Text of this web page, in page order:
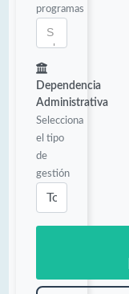
programas
Dependencia
Administrativa
Selecciona
el tipo
de
gestión